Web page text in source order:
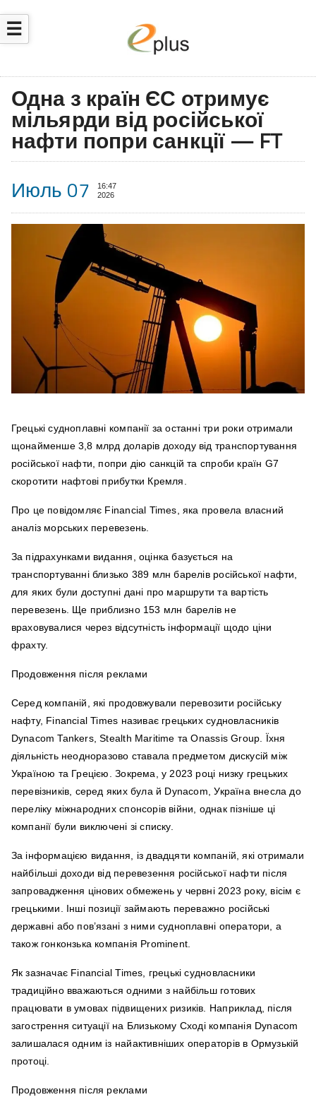
☰
Одна з країн ЄС отримує
мільярди від російської
нафти попри санкції — FT
Июль 07
16:47
2026
Грецькі судноплавні компанії за останні три роки отримали
щонайменше 3,8 млрд доларів доходу від транспортування
російської нафти, попри дію санкцій та спроби країн G7
скоротити нафтові прибутки Кремля.
Про це повідомляє Financial Times, яка провела власний
аналіз морських перевезень.
За підрахунками видання, оцінка базується на
транспортуванні близько 389 млн барелів російської нафти,
для яких були доступні дані про маршрути та вартість
перевезень. Ще приблизно 153 млн барелів не
враховувалися через відсутність інформації щодо ціни
фрахту.
Продовження після реклами
Серед компаній, які продовжували перевозити російську
нафту, Financial Times називає грецьких судновласників
Dynacom Tankers, Stealth Maritime та Onassis Group. Їхня
діяльність неодноразово ставала предметом дискусій між
Україною та Грецією. Зокрема, у 2023 році низку грецьких
перевізників, серед яких була й Dynacom, Україна внесла до
переліку міжнародних спонсорів війни, однак пізніше ці
компанії були виключені зі списку.
За інформацією видання, із двадцяти компаній, які отримали
найбільші доходи від перевезення російської нафти після
запровадження цінових обмежень у червні 2023 року, вісім є
грецькими. Інші позиції займають переважно російські
державні або пов’язані з ними судноплавні оператори, а
також гонконзька компанія Prominent.
Як зазначає Financial Times, грецькі судновласники
традиційно вважаються одними з найбільш готових
працювати в умовах підвищених ризиків. Наприклад, після
загострення ситуації на Близькому Сході компанія Dynacom
залишалася одним із найактивніших операторів в Ормузькій
протоці.
Продовження після реклами